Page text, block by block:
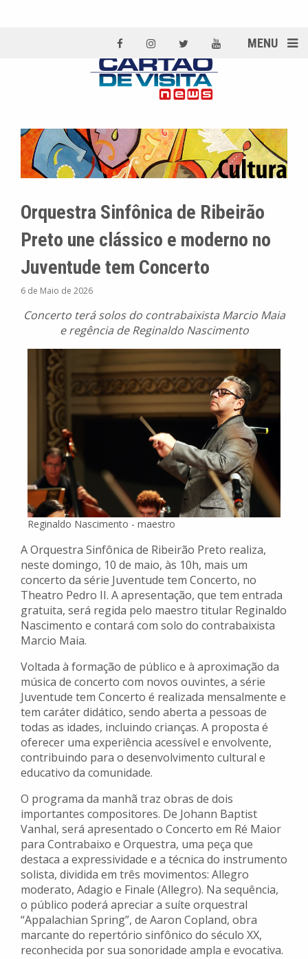
MENU
Orquestra Sinfônica de Ribeirão
Preto une clássico e moderno no
Juventude tem Concerto
6 de Maio de 2026
Concerto terá solos do contrabaixista Marcio Maia
e regência de Reginaldo Nascimento
Reginaldo Nascimento - maestro
A Orquestra Sinfônica de Ribeirão Preto realiza,
neste domingo, 10 de maio, às 10h, mais um
concerto da série Juventude tem Concerto, no
Theatro Pedro II. A apresentação, que tem entrada
gratuita, será regida pelo maestro titular Reginaldo
Nascimento e contará com solo do contrabaixista
Marcio Maia.
Voltada à formação de público e à aproximação da
música de concerto com novos ouvintes, a série
Juventude tem Concerto é realizada mensalmente e
tem caráter didático, sendo aberta a pessoas de
todas as idades, incluindo crianças. A proposta é
oferecer uma experiência acessível e envolvente,
contribuindo para o desenvolvimento cultural e
educativo da comunidade.
O programa da manhã traz obras de dois
importantes compositores. De Johann Baptist
Vanhal, será apresentado o Concerto em Ré Maior
para Contrabaixo e Orquestra, uma peça que
destaca a expressividade e a técnica do instrumento
solista, dividida em três movimentos: Allegro
moderato, Adagio e Finale (Allegro). Na sequência,
o público poderá apreciar a suíte orquestral
“Appalachian Spring”, de Aaron Copland, obra
marcante do repertório sinfônico do século XX,
reconhecida por sua sonoridade ampla e evocativa.